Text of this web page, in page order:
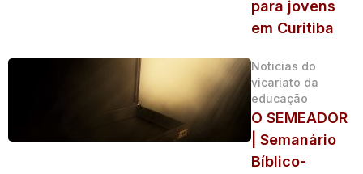
para jovens
em Curitiba
Noticias do
vicariato da
educação
O SEMEADOR
| Semanário
Bíblico-